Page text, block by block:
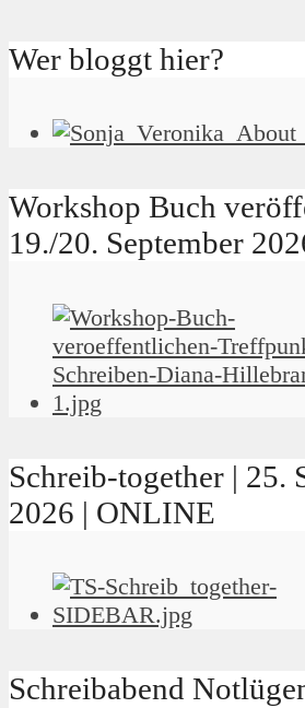
Wer bloggt hier?
Workshop Buch
19./20. September
Schreib-together | 25.
2026 | ONLINE
Schreibabend